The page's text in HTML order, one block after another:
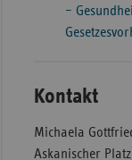
–
Kontakt
Michaela
Askanischer Platz